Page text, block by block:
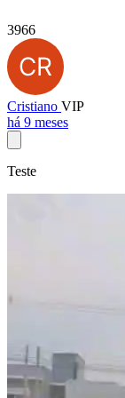
3966
Cristiano VIP
há 9 meses
Teste